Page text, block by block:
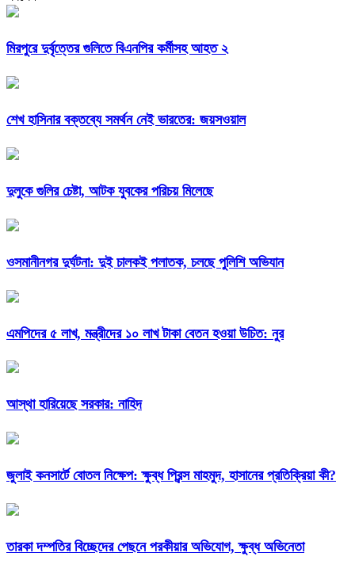
মিরপুরে দুর্বৃত্তের গুলিতে বিএনপির কর্মীসহ আহত ২
শেখ হাসিনার বক্তব্যে সমর্থন নেই ভারতের: জয়সওয়াল
দুলুকে গুলির চেষ্টা, আটক যুবকের পরিচয় মিলেছে
ওসমানীনগর দুর্ঘটনা: দুই চালকই পলাতক, চলছে পুলিশি অভিযান
এমপিদের ৫ লাখ, মন্ত্রীদের ১০ লাখ টাকা বেতন হওয়া উচিত: নুর
আস্থা হারিয়েছে সরকার: নাহিদ
জুলাই কনসার্টে বোতল নিক্ষেপ: ক্ষুব্ধ প্রিন্স মাহমুদ, হাসানের প্রতিক্রিয়া কী?
তারকা দম্পতির বিচ্ছেদের পেছনে পরকীয়ার অভিযোগ, ক্ষুব্ধ অভিনেতা